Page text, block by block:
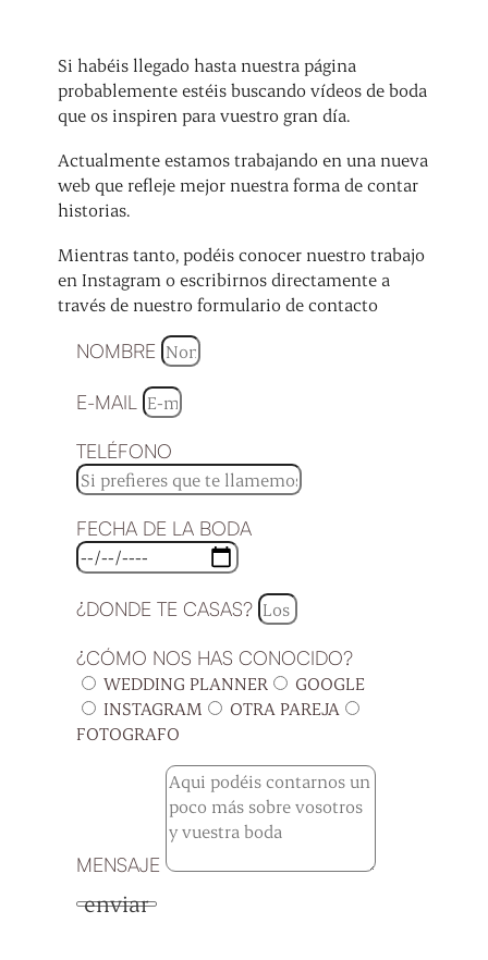
Si habéis llegado hasta nuestra página
probablemente estéis buscando vídeos de boda
que os inspiren para vuestro gran día.
Actualmente estamos trabajando en una nueva
web que refleje mejor nuestra forma de contar
historias.
Mientras tanto, podéis conocer nuestro trabajo
en Instagram o escribirnos directamente a
través de nuestro formulario de contacto
NOMBRE
E-MAIL
TELÉFONO
FECHA DE LA BODA
¿DONDE TE CASAS?
¿CÓMO NOS HAS CONOCIDO?
WEDDING PLANNER
GOOGLE
INSTAGRAM
OTRA PAREJA
FOTOGRAFO
MENSAJE
enviar